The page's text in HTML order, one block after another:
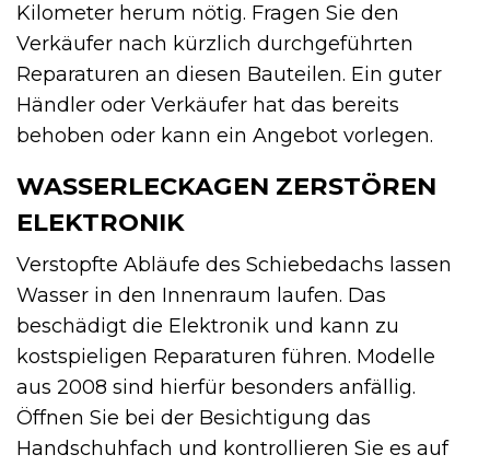
Kilometer herum nötig. Fragen Sie den
Verkäufer nach kürzlich durchgeführten
Reparaturen an diesen Bauteilen. Ein guter
Händler oder Verkäufer hat das bereits
behoben oder kann ein Angebot vorlegen.
WASSERLECKAGEN ZERSTÖREN
ELEKTRONIK
Verstopfte Abläufe des Schiebedachs lassen
Wasser in den Innenraum laufen. Das
beschädigt die Elektronik und kann zu
kostspieligen Reparaturen führen. Modelle
aus 2008 sind hierfür besonders anfällig.
Öffnen Sie bei der Besichtigung das
Handschuhfach und kontrollieren Sie es auf